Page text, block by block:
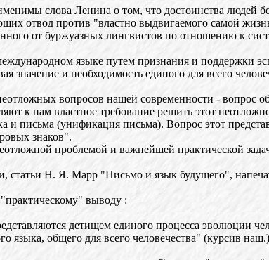
слова Ленина о том, что достоинства людей
отвод против "властно выдвигаемого самой
от буржуазных лингвистов по отношению к
языке путем признания и поддержки
и необходимость единого для всего
вопросов нашей современности - вопрос
к нам властное требование решить этот
и письма (унификация письма). Вопрос этот
знаков".
проблемой и важнейшей практической
статьи Н. Я. Марр "Письмо и язык будущего",
выводу :
детищем единого процесса эволюции
языка, общего для всего человечества" (курсив наш.)